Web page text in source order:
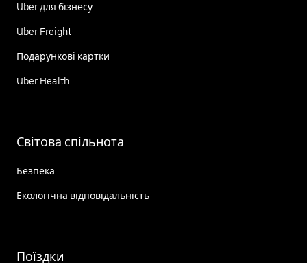
Uber для бізнесу
Uber Freight
Подарункові картки
Uber Health
Світова спільнота
Безпека
Екологічна відповідальність
Поїздки